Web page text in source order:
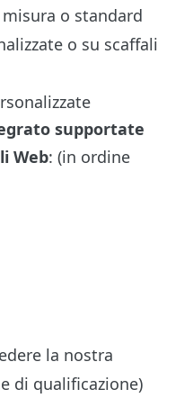
o standard
o su scaffali
supportate
Web: (in ordine
la nostra
di qualificazione)